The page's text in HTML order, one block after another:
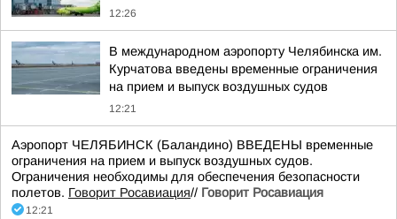
12:26
В международном аэропорту Челябинска им.
Курчатова введены временные ограничения
на прием и выпуск воздушных судов
12:21
Аэропорт ЧЕЛЯБИНСК (Баландино) ВВЕДЕНЫ временные
ограничения на прием и выпуск воздушных судов.
Ограничения необходимы для обеспечения безопасности
полетов. Говорит Росавиация// Говорит Росавиация
12:21